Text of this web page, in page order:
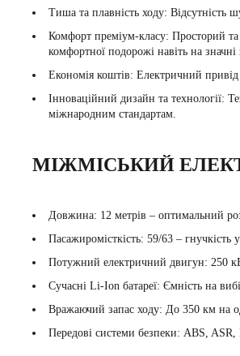
Тиша та плавність ходу: Відсутність
Комфорт преміум-класу: Просторий
комфортної подорожі навіть на значні
Економія коштів: Електричний привід
Інноваційний дизайн та технології:
міжнародним стандартам.
МІЖМІСЬКИЙ
Довжина: 12 метрів – оптимальний
Пасажиромісткість: 59/63 –
Потужний електричний двигун: 250
Сучасні Li-Ion батареї: Ємність на
Вражаючий запас ходу: До 350 км на
Передові системи безпеки: ABS, ASR,